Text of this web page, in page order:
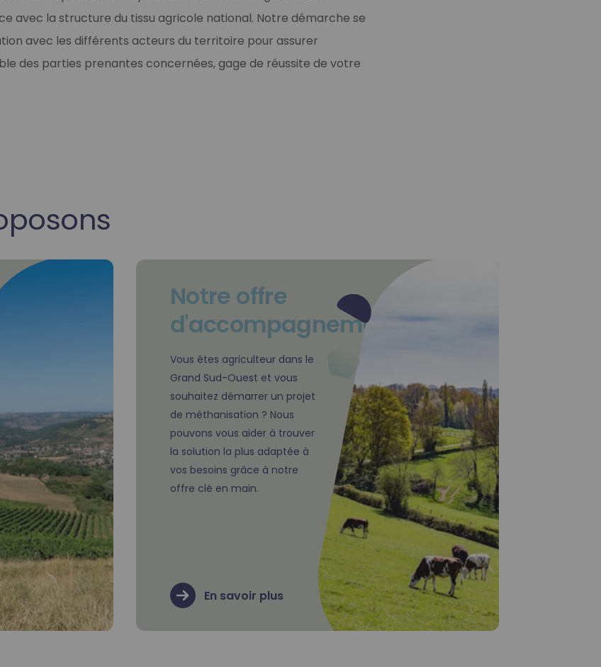
avec la structure du tissu agricole national. Notre démarche se
avec les différents acteurs du territoire pour assurer
des parties prenantes concernées, gage de réussite de votre
Notre offre
d'accompagnement
Vous êtes agriculteur dans le
Grand Sud-Ouest et vous
souhaitez démarrer un projet
de méthanisation ? Nous
pouvons vous aider à trouver
la solution la plus adaptée à
vos besoins grâce à notre
offre clé en main.
En savoir plus